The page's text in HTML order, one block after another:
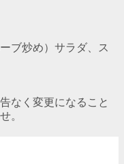
め）サラダ、ス
なく変更になること
。